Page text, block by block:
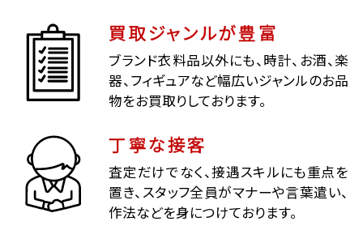
買取ジャンルが豊富
ブランド衣料品以外にも、時計、お酒、楽
器、フィギュアなど幅広いジャンルのお品
物をお買取りしております。
丁寧な接客
査定だけでなく、接遇スキルにも重点を
置き、スタッフ全員がマナーや言葉遣い、
作法などを身につけております。